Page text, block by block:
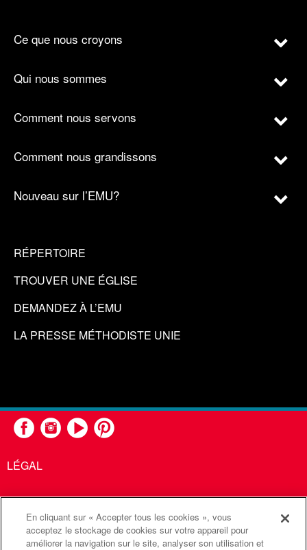
Ce que nous croyons
Qui nous sommes
Comment nous servons
Comment nous grandissons
Nouveau sur l’EMU?
RÉPERTOIRE
TROUVER UNE ÉGLISE
DEMANDEZ À L’EMU
LA PRESSE MÉTHODISTE UNIE
LÉGAL
United Methodist Communications est une agence de l'Église
Méthodiste Unie
En cliquant sur « Accepter tous les cookies », vous
acceptez le stockage de cookies sur votre appareil pour
améliorer la navigation sur le site, analyser son utilisation et